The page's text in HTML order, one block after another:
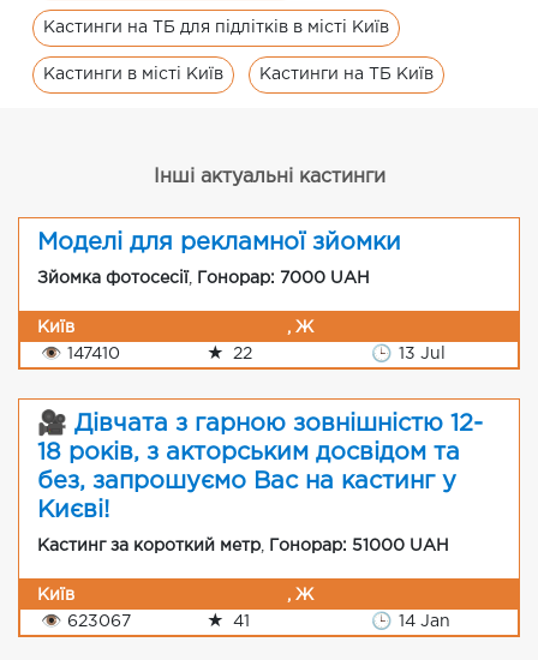
Кастинги на ТБ для підлітків в місті Київ
Кастинги в місті Київ Кастинги на ТБ Київ
Інші актуальні кастинги
Моделі для рекламної зйомки
Зйомка фотосесії Гонорар: 7000 UAH
Київ
, Ж
👁 147410 ★ 22 🕒 13 Jul
🎥 Дівчата з гарною зовнішністю 12-
18 років, з акторським досвідом та
без, запрошуємо Вас на кастинг у
Києві!
Кастинг за короткий метр Гонорар: 51000 UAH
Київ
, Ж
👁 623067 ★ 41 🕒 14 Jan